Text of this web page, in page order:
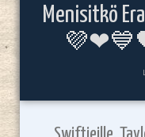
Menisitkö